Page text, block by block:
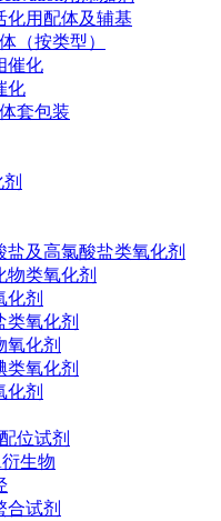
化用配体及辅基
（按类型）
催化
化
套包装
盐及高氯酸盐类氧化剂
物类氧化剂
化剂
类氧化剂
氧化剂
类氧化剂
化剂
位试剂
生物
合试剂